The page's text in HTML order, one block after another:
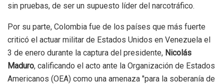
sin pruebas, de ser un supuesto líder del narcotráfico.
Por su parte, Colombia fue de los países que más fuerte
criticó el actuar militar de Estados Unidos en Venezuela el
3 de enero durante la captura del presidente, Nicolás
Maduro, calificando el acto ante la Organización de Estados
Americanos (OEA) como una amenaza "para la soberanía de